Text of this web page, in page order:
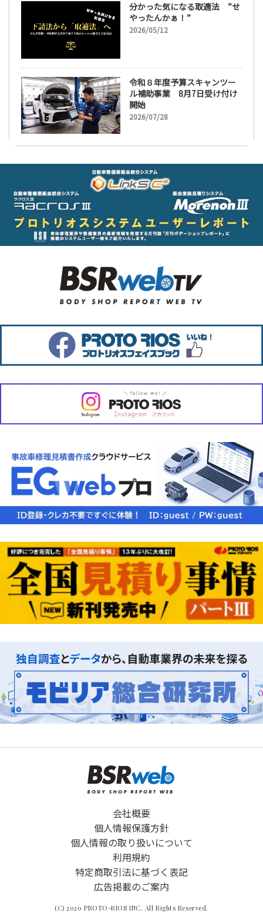
分かった気になる取適法 ”せ
やったんかぁ！”
2026/05/12
令和８年度予算スキャンツー
ル補助事業 8月7日受け付け
開始
2026/07/28
会社概要
個人情報保護方針
個人情報の取り扱いについて
利用規約
特定商取引法に基づく表記
広告掲載のご案内
(C) 2020 PROTO-RIOS INC. All Rights Reserved.